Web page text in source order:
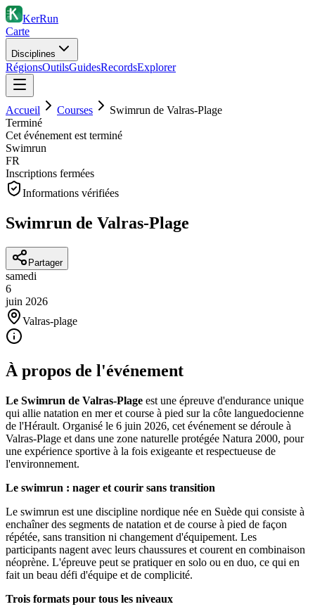
KerRun
Carte
Disciplines
RégionsOutilsGuidesRecordsExplorer
Accueil Courses
Swimrun de Valras-Plage
Terminé
Cet événement est terminé
Swimrun
FR
Inscriptions fermées
Informations vérifiées
Swimrun de Valras-Plage
Partager
samedi
6
juin 2026
Valras-plage
À propos de l'événement
Le Swimrun de Valras-Plage est une épreuve d'endurance unique
qui allie natation en mer et course à pied sur la côte languedocienne
de l'Hérault. Organisé le 6 juin 2026, cet événement se déroule à
Valras-Plage et dans une zone naturelle protégée Natura 2000, pour
une expérience sportive à la fois exigeante et respectueuse de
l'environnement.
Le swimrun : nager et courir sans transition
Le swimrun est une discipline nordique née en Suède qui consiste à
enchaîner des segments de natation et de course à pied de façon
répétée, sans transition ni changement d'équipement. Les
participants nagent avec leurs chaussures et courent en combinaison
néoprène. L'épreuve peut se pratiquer en solo ou en duo, ce qui en
fait un beau défi d'équipe et de complicité.
Trois formats pour tous les niveaux